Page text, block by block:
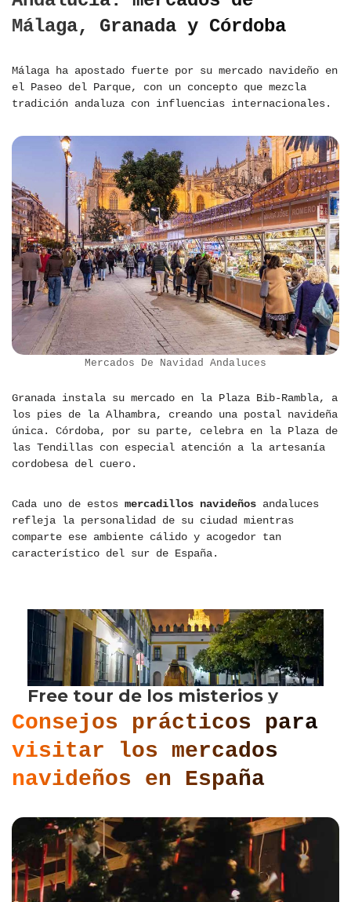
Málaga, Granada y Córdoba
Málaga ha apostado fuerte por su mercado navideño en
el Paseo del Parque, con un concepto que mezcla
tradición andaluza con influencias internacionales.
Mercados De Navidad Andaluces
Granada instala su mercado en la Plaza Bib-Rambla, a
los pies de la Alhambra, creando una postal navideña
única. Córdoba, por su parte, celebra en la Plaza de
las Tendillas con especial atención a la artesanía
cordobesa del cuero.
Cada uno de estos mercadillos navideños andaluces
refleja la personalidad de su ciudad mientras
comparte ese ambiente cálido y acogedor tan
característico del sur de España.
Consejos prácticos para
visitar los mercados
navideños en España